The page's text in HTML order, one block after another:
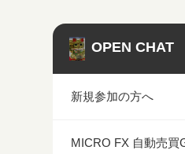
OPEN CHAT
新規参加の方へ
MICRO FX 自動売買